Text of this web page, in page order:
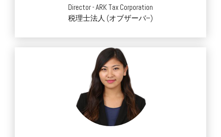
Director - ARK Tax Corporation
税理士法人 (オブザーバ−)
REGISTER:申し込み